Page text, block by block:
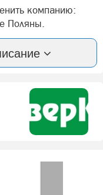
компанию:
Поляны.
фирмы:
Полян.
об этом!